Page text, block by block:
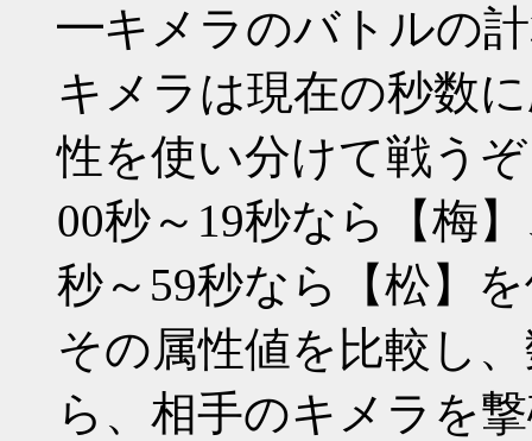
━キメラのバトルの
キメラは現在の秒数
性を使い分けて戦う
00秒～19秒なら【梅
秒～59秒なら【松】
その属性値を比較し
ら、相手のキメラを